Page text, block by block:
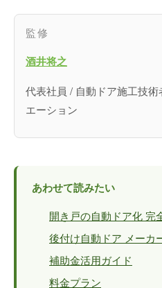
監修
酒井将之
代表社員 / 自動ドア施工技
エーション
あわせて読みたい
開き戸の自動ドア化 完
後付け自動ドア メーカ
補助金活用ガイド
料金プラン